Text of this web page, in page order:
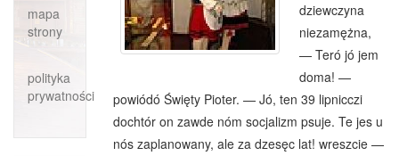
mapa
strony
polityka
prywatności
dziewczyna
niezamężna,
— Teró jó jem
doma! —
powiódó Święty Pioter. — Jó, ten 39 lipnicczi
dochtór on zawde nóm socjalizm psuje. Te jes u
nós zaplanowany, ale za dzesęc lat! wreszcie —